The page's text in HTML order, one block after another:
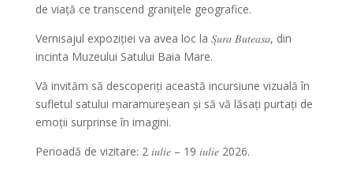
de viață ce transcend granițele geografice.
Vernisajul expoziției va avea loc la 𝑆̦𝑢𝑟𝑎 𝐵𝑢𝑡𝑒𝑎𝑠𝑎, din
incinta Muzeului Satului Baia Mare.
Vă invităm să descoperiți această incursiune vizuală în
sufletul satului maramureșean și să vă lăsați purtați de
emoții surprinse în imagini.
Perioadă de vizitare: 2 𝑖𝑢𝑙𝑖𝑒 – 19 𝑖𝑢𝑙𝑖𝑒 2026.